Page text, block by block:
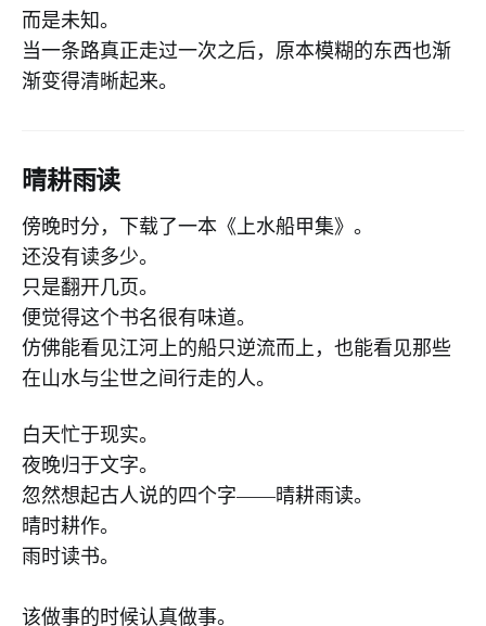
而是未知。
当一条路真正走过一次之后，原本模糊的东西也渐
渐变得清晰起来。
晴耕雨读
傍晚时分，下载了一本《上水船甲集》。
还没有读多少。
只是翻开几页。
便觉得这个书名很有味道。
仿佛能看见江河上的船只逆流而上，也能看见那些
在山水与尘世之间行走的人。
白天忙于现实。
夜晚归于文字。
忽然想起古人说的四个字——晴耕雨读。
晴时耕作。
雨时读书。
该做事的时候认真做事。